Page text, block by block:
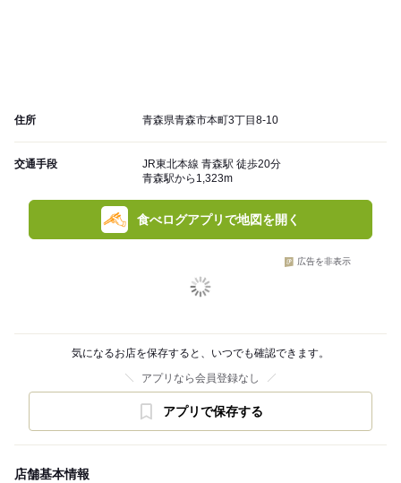
住所 青森県青森市本町3丁目8-10
交通手段
JR東北本線 青森駅 徒歩20分
青森駅から1,323m
食べログアプリで地図を開く
広告を非表示
気になるお店を保存すると、いつでも確認できます。
アプリなら会員登録なし
アプリで保存する
店舗基本情報